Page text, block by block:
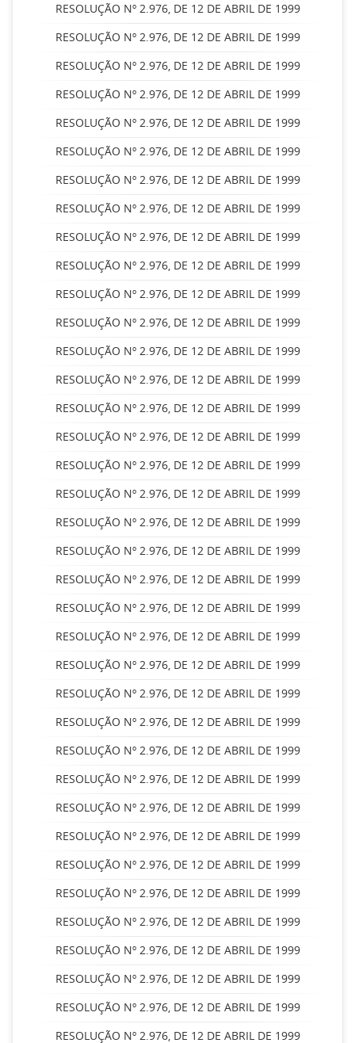
RESOLUÇÃO Nº 2.976, DE 12 DE ABRIL DE 1999
RESOLUÇÃO Nº 2.976, DE 12 DE ABRIL DE 1999
RESOLUÇÃO Nº 2.976, DE 12 DE ABRIL DE 1999
RESOLUÇÃO Nº 2.976, DE 12 DE ABRIL DE 1999
RESOLUÇÃO Nº 2.976, DE 12 DE ABRIL DE 1999
RESOLUÇÃO Nº 2.976, DE 12 DE ABRIL DE 1999
RESOLUÇÃO Nº 2.976, DE 12 DE ABRIL DE 1999
RESOLUÇÃO Nº 2.976, DE 12 DE ABRIL DE 1999
RESOLUÇÃO Nº 2.976, DE 12 DE ABRIL DE 1999
RESOLUÇÃO Nº 2.976, DE 12 DE ABRIL DE 1999
RESOLUÇÃO Nº 2.976, DE 12 DE ABRIL DE 1999
RESOLUÇÃO Nº 2.976, DE 12 DE ABRIL DE 1999
RESOLUÇÃO Nº 2.976, DE 12 DE ABRIL DE 1999
RESOLUÇÃO Nº 2.976, DE 12 DE ABRIL DE 1999
RESOLUÇÃO Nº 2.976, DE 12 DE ABRIL DE 1999
RESOLUÇÃO Nº 2.976, DE 12 DE ABRIL DE 1999
RESOLUÇÃO Nº 2.976, DE 12 DE ABRIL DE 1999
RESOLUÇÃO Nº 2.976, DE 12 DE ABRIL DE 1999
RESOLUÇÃO Nº 2.976, DE 12 DE ABRIL DE 1999
RESOLUÇÃO Nº 2.976, DE 12 DE ABRIL DE 1999
RESOLUÇÃO Nº 2.976, DE 12 DE ABRIL DE 1999
RESOLUÇÃO Nº 2.976, DE 12 DE ABRIL DE 1999
RESOLUÇÃO Nº 2.976, DE 12 DE ABRIL DE 1999
RESOLUÇÃO Nº 2.976, DE 12 DE ABRIL DE 1999
RESOLUÇÃO Nº 2.976, DE 12 DE ABRIL DE 1999
RESOLUÇÃO Nº 2.976, DE 12 DE ABRIL DE 1999
RESOLUÇÃO Nº 2.976, DE 12 DE ABRIL DE 1999
RESOLUÇÃO Nº 2.976, DE 12 DE ABRIL DE 1999
RESOLUÇÃO Nº 2.976, DE 12 DE ABRIL DE 1999
RESOLUÇÃO Nº 2.976, DE 12 DE ABRIL DE 1999
RESOLUÇÃO Nº 2.976, DE 12 DE ABRIL DE 1999
RESOLUÇÃO Nº 2.976, DE 12 DE ABRIL DE 1999
RESOLUÇÃO Nº 2.976, DE 12 DE ABRIL DE 1999
RESOLUÇÃO Nº 2.976, DE 12 DE ABRIL DE 1999
RESOLUÇÃO Nº 2.976, DE 12 DE ABRIL DE 1999
RESOLUÇÃO Nº 2.976, DE 12 DE ABRIL DE 1999
RESOLUÇÃO Nº 2.976, DE 12 DE ABRIL DE 1999